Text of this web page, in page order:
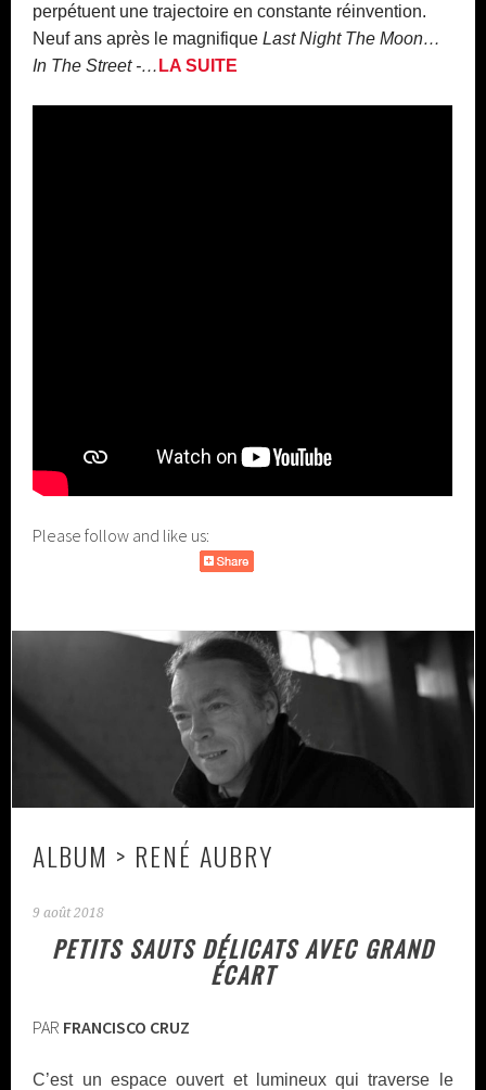
perpétuent une trajectoire en constante réinvention.
Neuf ans après le magnifiqueLast Night The Moon…
In The Street -… LA SUITE
Please follow and like us:
ALBUM > RENÉ AUBRY
9 août 2018
PETITS SAUTS DÉLICATS AVEC GRAND
ÉCART
PAR FRANCISCO CRUZ
C’est un espace ouvert et lumineux qui traverse le